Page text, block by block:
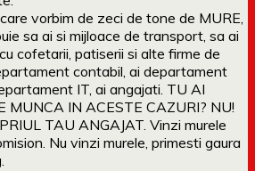
vorbim de zeci de tone de MURE,
sa ai si mijloace de transport, sa ai
cofetarii, patiserii si alte firme de
contabil, ai departament
IT, ai angajati. TU AI
MUNCA IN ACESTE CAZURI? NU!
TAU ANGAJAT. Vinzi murele
Nu vinzi murele, primesti gaura